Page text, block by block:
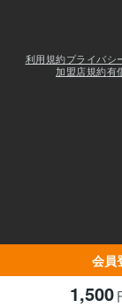
会員
1,500